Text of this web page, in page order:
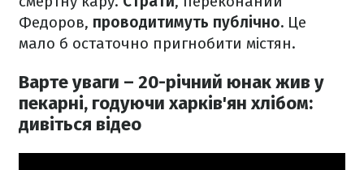
Федоров, проводитимуть публічно. Це
мало б остаточно пригнобити містян.
Варте уваги – 20-річний юнак жив у
пекарні, годуючи харків'ян хлібом:
дивіться відео